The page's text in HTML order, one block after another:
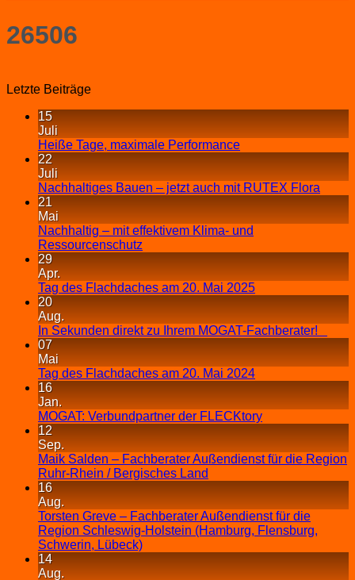
26506
Letzte Beiträge
15
Juli
Heiße Tage, maximale Performance
22
Juli
Nachhaltiges Bauen – jetzt auch mit RUTEX Flora
21
Mai
Nachhaltig – mit effektivem Klima- und
Ressourcenschutz
29
Apr.
Tag des Flachdaches am 20. Mai 2025
20
Aug.
In Sekunden direkt zu Ihrem MOGAT-Fachberater!
07
Mai
Tag des Flachdaches am 20. Mai 2024
16
Jan.
MOGAT: Verbundpartner der FLECKtory
12
Sep.
Maik Salden – Fachberater Außendienst für die Region
Ruhr-Rhein / Bergisches Land
16
Aug.
Torsten Greve – Fachberater Außendienst für die
Region Schleswig-Holstein (Hamburg, Flensburg,
Schwerin, Lübeck)
14
Aug.